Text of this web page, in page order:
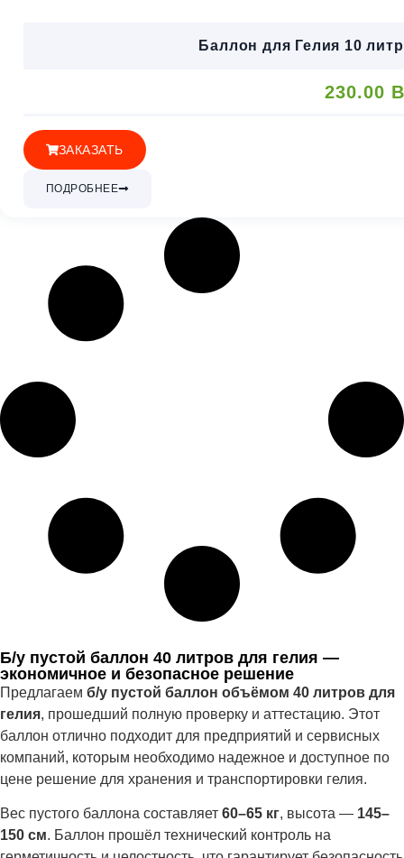
Баллон для Гелия 10
230.00
ЗАКАЗАТЬ
ПОДРОБНЕЕ
Б/у пустой баллон 40 литров для гелия —
экономичное и безопасное решение
Предлагаем б/у пустой баллон объёмом 40 литров для
гелия, прошедший полную проверку и аттестацию. Этот
баллон отлично подходит для предприятий и сервисных
компаний, которым необходимо надежное и доступное по
цене решение для хранения и транспортировки гелия.
Вес пустого баллона составляет 60–65 кг, высота — 145–
150 см. Баллон прошёл технический контроль на